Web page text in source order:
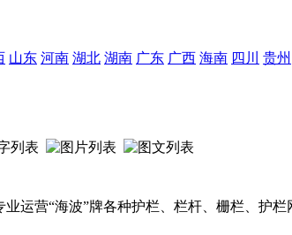
山东 河南 湖北 湖南 广东 广西 海南 四川 贵州
运营“海波”牌各种护栏、栏杆、栅栏、护